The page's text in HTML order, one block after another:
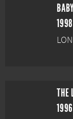
1998
THE
1996